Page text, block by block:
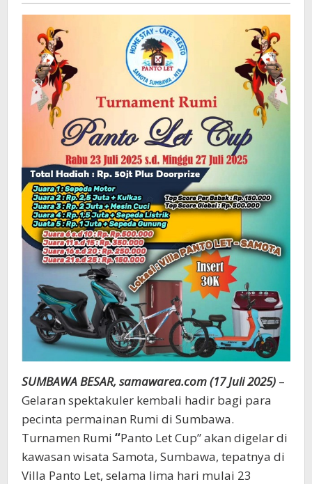
Samota
Berhadiah
Total
50
Juta
SUMBAWA BESAR, samawarea.com (17 Juli 2025) –
Gelaran spektakuler kembali hadir bagi para
pecinta permainan Rumi di Sumbawa.
Turnamen Rumi “Panto Let Cup” akan digelar di
kawasan wisata Samota, Sumbawa, tepatnya di
Villa Panto Let, selama lima hari mulai 23